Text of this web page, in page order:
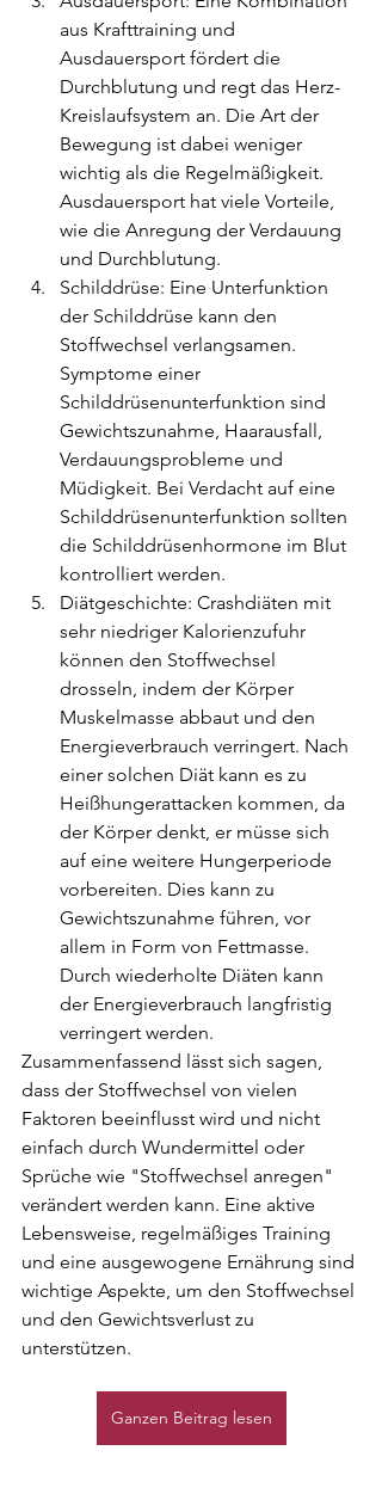
aus Krafttraining und
Ausdauersport fördert die
Durchblutung und regt das Herz-
Kreislaufsystem an. Die Art der
Bewegung ist dabei weniger
wichtig als die Regelmäßigkeit.
Ausdauersport hat viele Vorteile,
wie die Anregung der Verdauung
und Durchblutung.
Schilddrüse: Eine Unterfunktion
der Schilddrüse kann den
Stoffwechsel verlangsamen.
Symptome einer
Schilddrüsenunterfunktion sind
Gewichtszunahme, Haarausfall,
Verdauungsprobleme und
Müdigkeit. Bei Verdacht auf eine
Schilddrüsenunterfunktion sollten
die Schilddrüsenhormone im Blut
kontrolliert werden.
Diätgeschichte: Crashdiäten mit
sehr niedriger Kalorienzufuhr
können den Stoffwechsel
drosseln, indem der Körper
Muskelmasse abbaut und den
Energieverbrauch verringert. Nach
einer solchen Diät kann es zu
Heißhungerattacken kommen, da
der Körper denkt, er müsse sich
auf eine weitere Hungerperiode
vorbereiten. Dies kann zu
Gewichtszunahme führen, vor
allem in Form von Fettmasse.
Durch wiederholte Diäten kann
der Energieverbrauch langfristig
verringert werden.
Zusammenfassend lässt sich sagen,
dass der Stoffwechsel von vielen
Faktoren beeinflusst wird und nicht
einfach durch Wundermittel oder
Sprüche wie "Stoffwechsel anregen"
verändert werden kann. Eine aktive
Lebensweise, regelmäßiges Training
und eine ausgewogene Ernährung sind
wichtige Aspekte, um den Stoffwechsel
und den Gewichtsverlust zu
unterstützen.
Ganzen Beitrag lesen